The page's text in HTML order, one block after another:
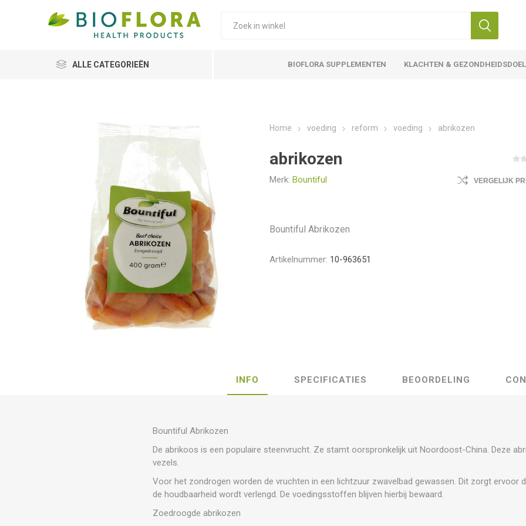
ALLE CATEGORIEËN BIOFLORA SUPPLEMENTEN KLACHTEN &
Home voeding reform voeding abrikozen
abrikozen
Merk: Bountiful VERGELIJK
Bountiful Abrikozen
Artikelnummer: 10-963651
INFO SPECIFICATIES BEOORDELING
Bountiful Abrikozen
De abrikoos is een populaire steenvrucht. Ze stamt oorspronkelijk uit Noordoost-China. Deze
vezels.
Voor het zondrogen worden de vruchten in een lichtzuur zwavelbad gewassen. Dit zorgt ervoor
de houdbaarheid wordt verlengd. De voedingsstoffen blijven hierbij bewaard.
Zoedroogde abrikozen